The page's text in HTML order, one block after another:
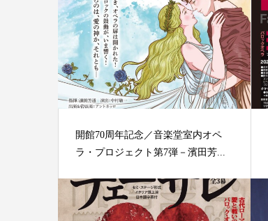
開館70周年記念／音楽堂室内オペ
ラ・プロジェクト第7弾－濱田芳...